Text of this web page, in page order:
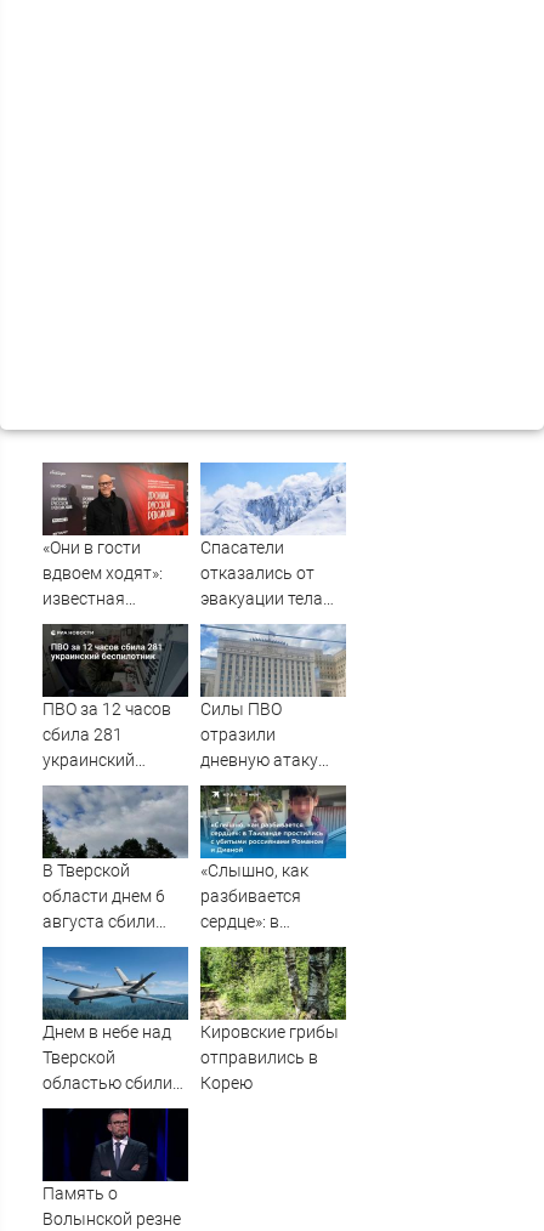
«Они в гости
вдвоем ходят»:
известная
журналистка
подтвердила
роман
Бондарчука и
Исаковой
Спасатели
отказались от
эвакуации тела
Натальи
Наговицыной с
семитысячника
ПВО за 12 часов
сбила 281
украинский
беспилотник
Силы ПВО
отразили
дневную атаку
БПЛА на
Рязанскую
область
В Тверской
области днем 6
августа сбили
украинские БПЛА
«Слышно, как
разбивается
сердце»: в
Таиланде
простились с
убитыми
россиянами
Дианой
Днем в небе над
Тверской
областью сбили
БПЛА
Кировские грибы
отправились в
Корею
Память о
Волынской резне